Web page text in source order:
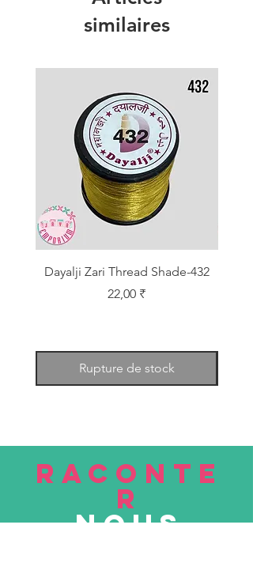
similaires
Dayalji Zari Thread Shade-432
Prix
22,00 ₹
Rupture de stock
RACONTE
R
nous